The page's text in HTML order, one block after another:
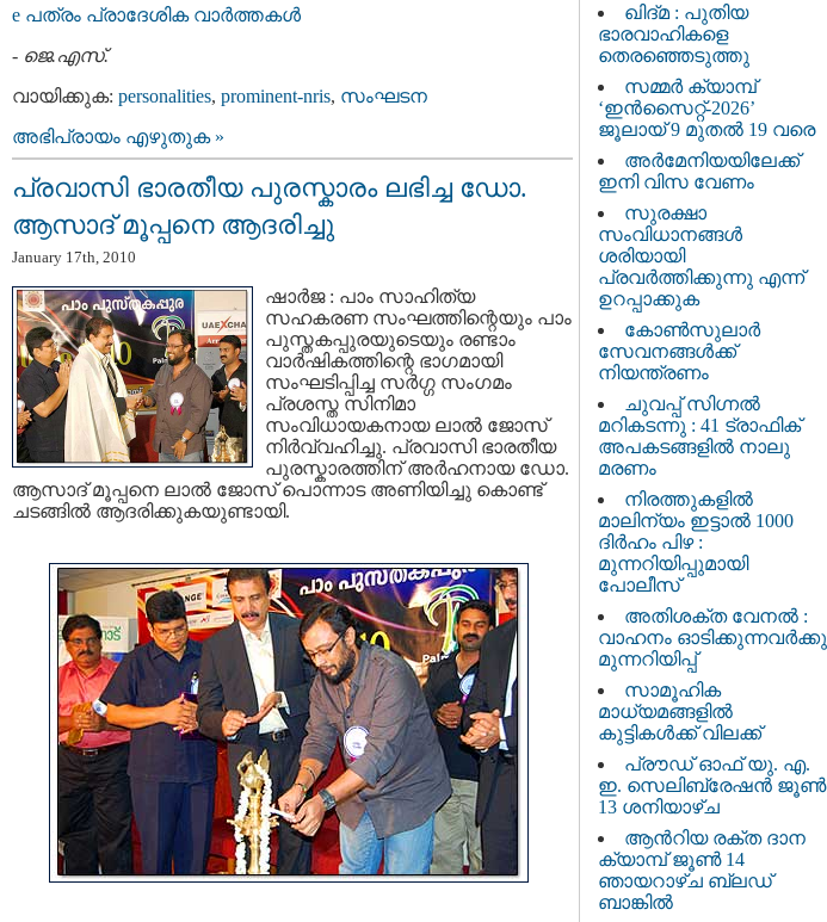
e പത്രം പ്രാദേശിക വാര്‍ത്തകള്‍
- ജെ.എസ്.
വായിക്കുക: personalities, prominent-nris, സംഘടന
അഭിപ്രായം എഴുതുക »
പ്രവാസി ഭാരതീയ പുരസ്കാരം ലഭിച്ച ഡോ.
ആസാദ് മൂപ്പനെ ആദരിച്ചു
January 17th, 2010
ഷാര്‍ജ : പാം സാഹിത്യ
സഹകരണ സംഘത്തിന്റെയും പാം
പുസ്തകപ്പുരയുടെയും രണ്ടാം
വാര്‍ഷികത്തിന്റെ ഭാഗമായി
സംഘടിപ്പിച്ച സര്‍ഗ്ഗ സംഗമം
പ്രശസ്ത സിനിമാ
സംവിധായകനായ ലാല്‍ ജോസ്
നിര്‍വ്വഹിച്ചു. പ്രവാസി ഭാരതീയ
പുരസ്കാരത്തിന് അര്‍ഹനായ ഡോ.
ആസാദ് മൂപ്പനെ ലാല്‍ ജോസ് പൊന്നാട അണിയിച്ചു കൊണ്ട്
ചടങ്ങില്‍ ആദരിക്കുകയുണ്ടായി.
ഖിദ്മ : പുതിയ
ഭാരവാഹികളെ
തെരഞ്ഞെടുത്തു
സമ്മർ ക്യാമ്പ്
‘ഇൻസൈറ്റ്-2026’
ജൂലായ് 9 മുതൽ 19 വരെ
അർമേനിയയിലേക്ക്
ഇനി വിസ വേണം
സുരക്ഷാ
സംവിധാനങ്ങൾ
ശരിയായി
പ്രവർത്തിക്കുന്നു എന്ന്
ഉറപ്പാക്കുക
കോൺസുലാർ
സേവനങ്ങൾക്ക്
നിയന്ത്രണം
ചുവപ്പ് സിഗ്നൽ
മറികടന്നു : 41 ട്രാഫിക്
അപകടങ്ങളിൽ നാലു
മരണം
നിരത്തുകളിൽ
മാലിന്യം ഇട്ടാൽ 1000
ദിർഹം പിഴ :
മുന്നറിയിപ്പുമായി
പോലീസ്
അതിശക്ത വേനൽ :
വാഹനം ഓടിക്കുന്നവർക്കു
മുന്നറിയിപ്പ്
സാമൂഹിക
മാധ്യമങ്ങളിൽ
കുട്ടികൾക്ക് വിലക്ക്
പ്രൗഡ് ഓഫ് യു. എ.
ഇ. സെലിബ്രേഷൻ ജൂൺ
13 ശനിയാഴ്ച
ആൻറിയ രക്ത ദാന
ക്യാമ്പ് ജൂൺ 14
ഞായറാഴ്ച ബ്ലഡ്
ബാങ്കിൽ